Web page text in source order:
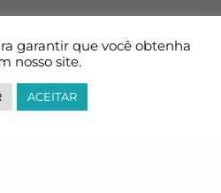
garantir que você obtenha
nosso site.
ACEITAR